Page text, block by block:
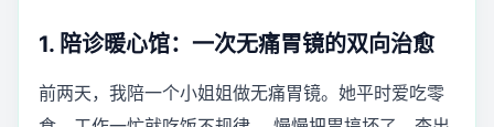
1. 陪诊暖心馆：一次无痛胃镜的双向治愈
前两天，我陪一个小姐姐做无痛胃镜。她平时爱吃零